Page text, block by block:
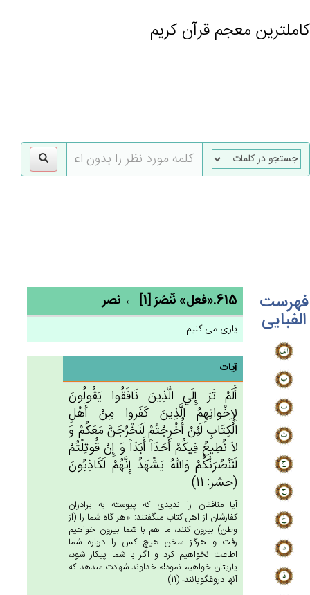
کاملترین معجم قرآن کریم
فهرست
الفبایی
615.«فعل» نَنْصُرَ [1] ← نصر
یاری می کنیم
آیات
أَلَم‌ْ تَرَ إِلَي‌ الَّذِين‌َ نَافَقُوا يَقُولُون‌َ
لِإِخْوانِهِم‌ُ الَّذِين‌َ كَفَروا مِن‌ْ أَهْل‌ِ
الْكِتَاب‌ِ لَئِن‌ْ أُخْرِجْتُم‌ْ لَنَخْرُجَن‌َّ مَعَكُم‌ْ وَ
لاَ نُطِيع‌ُ فِيكُم‌ْ أَحَدَاً أَبَدَاً وَ إِنْ‌ قُوتِلْتُم‌ْ
لَنَنْصُرَنَّكُم‌ْ وَالله‌ُ يَشْهَدُ إِنَّهُم‌ْ لَكَاذِبُون‌َ
(حشر: 11)
آيا منافقان را نديدى كه پيوسته به برادران
كفارشان از اهل كتاب مى‏گفتند: «هر گاه شما را (از
وطن) بيرون كنند، ما هم با شما بيرون خواهيم
رفت و هرگز سخن هيچ كس را درباره شما
اطاعت نخواهيم كرد و اگر با شما پيكار شود،
ياريتان خواهيم نمود!» خداوند شهادت مى‏دهد كه
آنها دروغگويانند! (11)